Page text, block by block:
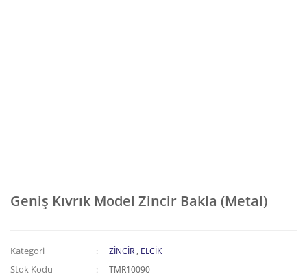
Geniş Kıvrık Model Zincir Bakla (Metal)
Kategori ZİNCİR , ELCİK
Stok Kodu TMR10090